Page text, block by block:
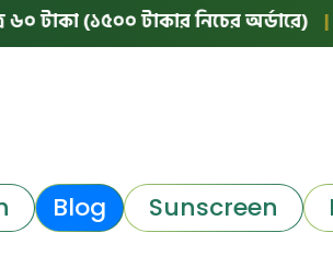
টাকা (১৫০০ টাকার নিচের অর্ডারে) |
Blog Sunscreen